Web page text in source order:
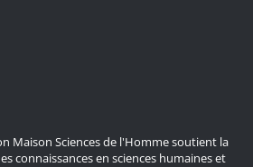
Maison Sciences de l'Homme soutient la
connaissances en sciences humaines et